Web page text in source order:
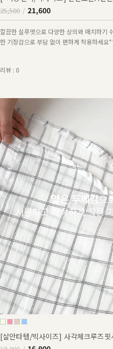
25,500 21,600
깔끔한 실루엣으로 다양한 상의와 매치하기
한 기장감으로 부담 없이 편하게 착용하세요
리뷰 : 0
[살안타템/빅사이즈] 사각체크루즈핏